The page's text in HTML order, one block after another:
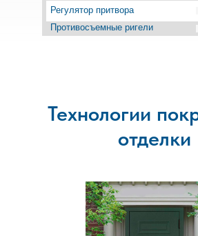
Регулятор притвора
Противосъемные ригели
Технологии
отделки